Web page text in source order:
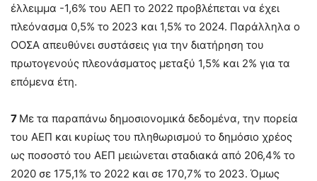
έλλειμμα -1,6% του ΑΕΠ το 2022 προβλέπεται να έχει
πλεόνασμα 0,5% το 2023 και 1,5% το 2024. Παράλληλα ο
ΟΟΣΑ απευθύνει συστάσεις για την διατήρηση του
πρωτογενούς πλεονάσματος μεταξύ 1,5% και 2% για τα
επόμενα έτη.
7 Με τα παραπάνω δημοσιονομικά δεδομένα, την πορεία
του ΑΕΠ και κυρίως του πληθωρισμού το δημόσιο χρέος
ως ποσοστό του ΑΕΠ μειώνεται σταδιακά από 206,4% το
2020 σε 175,1% το 2022 και σε 170,7% το 2023. Όμως